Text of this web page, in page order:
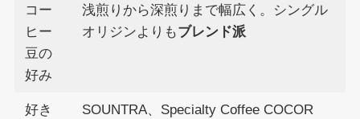
コー
ヒー
豆の
好み
浅煎りから深煎りまで幅広く。シングル
オリジンよりもブレンド派
好き
SOUNTRA、Specialty Coffee COCOR